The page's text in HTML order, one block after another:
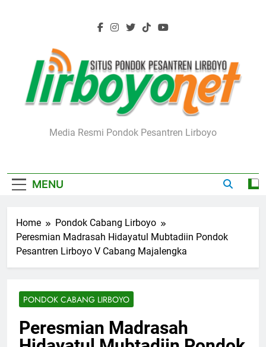
Lirboyo.net
Media Resmi Pondok Pesantren Lirboyo
MENU
Home
Pondok Cabang Lirboyo
Peresmian Madrasah Hidayatul Mubtadiin Pondok
Pesantren Lirboyo V Cabang Majalengka
PONDOK CABANG LIRBOYO
Peresmian Madrasah